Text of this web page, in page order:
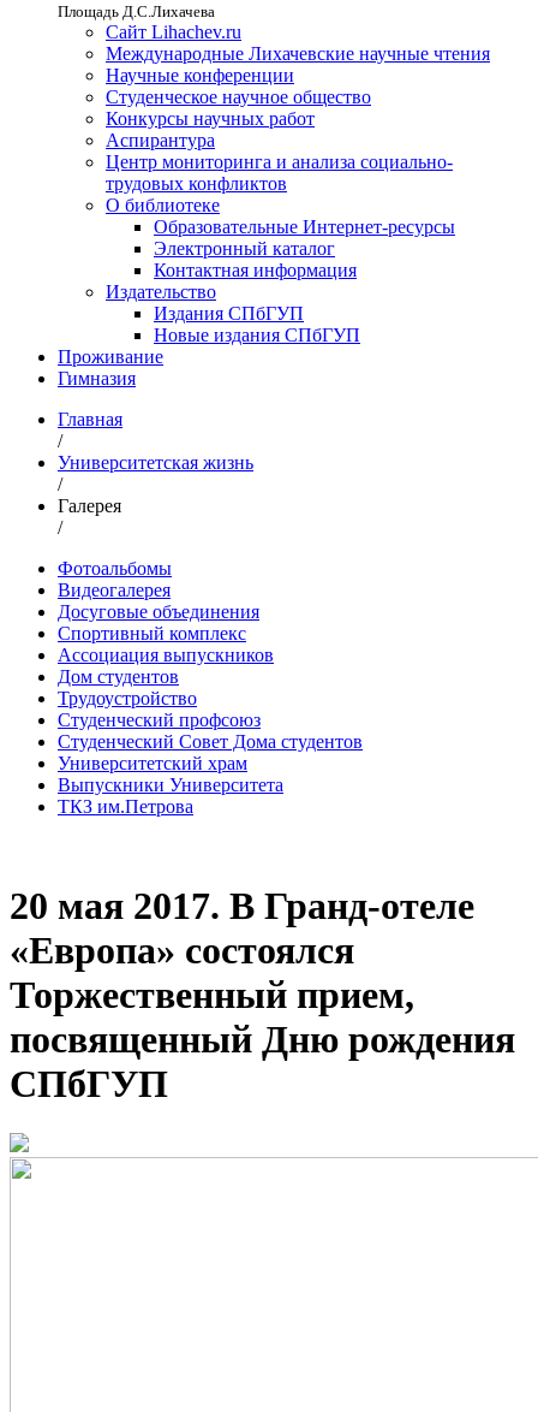
Площадь Д.С.Лихачева
Сайт Lihachev.ru
Международные Лихачевские научные чтения
Научные конференции
Студенческое научное общество
Конкурсы научных работ
Аспирантура
Центр мониторинга и анализа социально-
трудовых конфликтов
О библиотеке
Образовательные Интернет-ресурсы
Электронный каталог
Контактная информация
Издательство
Издания СПбГУП
Новые издания СПбГУП
Проживание
Гимназия
Главная
/
Университетская жизнь
/
Галерея
/
Фотоальбомы
Видеогалерея
Досуговые объединения
Спортивный комплекс
Ассоциация выпускников
Дом студентов
Трудоустройство
Студенческий профсоюз
Студенческий Совет Дома студентов
Университетский храм
Выпускники Университета
ТКЗ им.Петрова
20 мая 2017. В Гранд-отеле
«Европа» состоялся
Торжественный прием,
посвященный Дню рождения
СПбГУП